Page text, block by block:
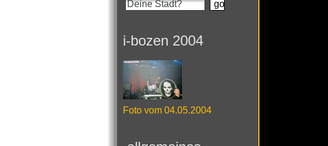
i-bozen 2004
Foto vom 04.05.2004